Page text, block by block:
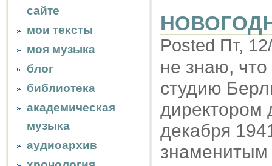
сайте
мои тексты
моя музыка
блог
библиотека
академическая
музыка
аудиоархив
Posted Пт,
не знаю, что
студию
директором
декабря